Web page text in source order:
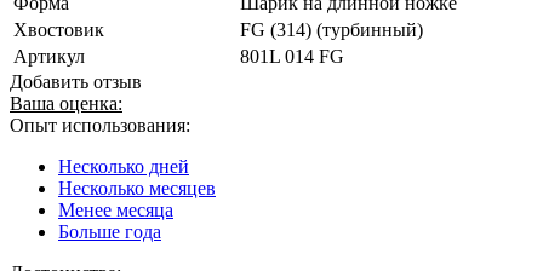
Хвостовик
FG (314) (турбинный)
Артикул
801L 014 FG
Добавить отзыв
Ваша оценка:
Опыт использования:
Несколько дней
Несколько месяцев
Менее месяца
Больше года